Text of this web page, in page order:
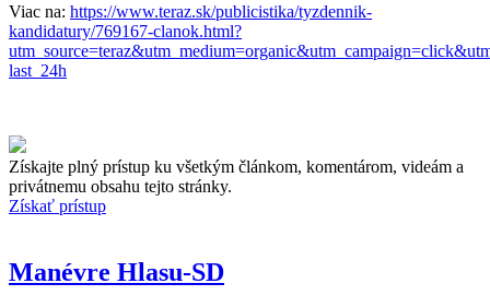
Viac na: https://www.teraz.sk/publicistika/tyzdennik-
kandidatury/769167-clanok.html?
last_24h
Získajte plný prístup ku všetkým článkom, komentárom, videám a
privátnemu obsahu tejto stránky.
Získať prístup
Manévre Hlasu-SD